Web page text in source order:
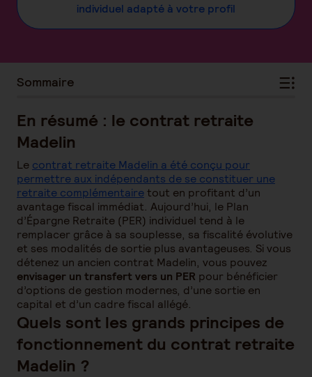
individuel adapté à votre profil
Sommaire
En résumé : le contrat retraite
Madelin
Le contrat retraite Madelin a été conçu pour
permettre aux indépendants de se constituer une
retraite complémentairetout en profitant d’un
avantage fiscal immédiat. Aujourd’hui, le Plan
d’Épargne Retraite (PER) individuel tend à le
remplacer grâce à sa souplesse, sa fiscalité évolutive
et ses modalités de sortie plus avantageuses. Si vous
détenez un ancien contrat Madelin, vous pouvez
envisager un transfert vers un PER pour bénéficier
d’options de gestion modernes, d’une sortie en
capital et d’un cadre fiscal allégé.
Quels sont les grands principes de
fonctionnement du contrat retraite
Madelin ?